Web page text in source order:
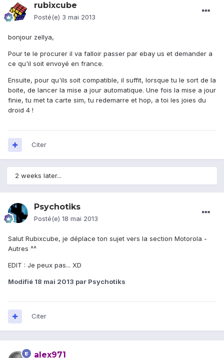
rubixcube
Posté(e) 3 mai 2013
bonjour zellya,
Pour te le procurer il va falloir passer par ebay us et demander a
ce qu'il soit envoyé en france.
Ensuite, pour qu'ils soit compatible, il suffit, lorsque tu le sort de la
boite, de lancer la mise a jour automatique. Une fois la mise a jour
finie, tu met ta carte sim, tu redemarre et hop, a toi les joies du
droid 4 !
Citer
2 weeks later...
Psychotiks
Posté(e) 18 mai 2013
Salut Rubixcube, je déplace ton sujet vers la section Motorola -
Autres ^^
EDIT : Je peux pas... XD
Modifié 18 mai 2013 par Psychotiks
Citer
alex971